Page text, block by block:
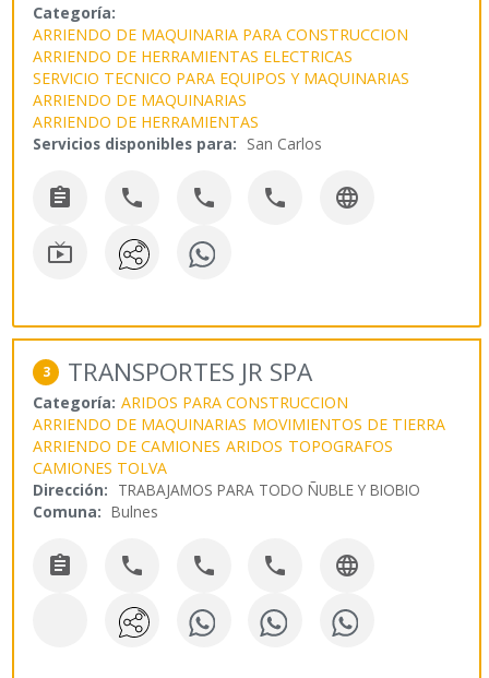
Categoría:
ARRIENDO DE MAQUINARIA PARA CONSTRUCCION
ARRIENDO DE HERRAMIENTAS ELECTRICAS
SERVICIO TECNICO PARA EQUIPOS Y MAQUINARIAS
ARRIENDO DE MAQUINARIAS
ARRIENDO DE HERRAMIENTAS
Servicios disponibles para: San Carlos
    

3 TRANSPORTES JR SPA
Categoría: ARIDOS PARA CONSTRUCCION
ARRIENDO DE MAQUINARIAS MOVIMIENTOS DE TIERRA
ARRIENDO DE CAMIONES ARIDOS TOPOGRAFOS
CAMIONES TOLVA
Dirección: TRABAJAMOS PARA TODO ÑUBLE Y BIOBIO
Comuna: Bulnes
    